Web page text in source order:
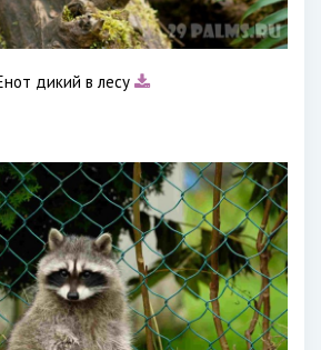
дикий в лесу